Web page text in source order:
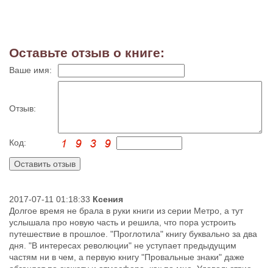
Оставьте отзыв о книге:
Ваше имя:
Отзыв:
Код:
2017-07-11 01:18:33 Ксения
Долгое время не брала в руки книги из серии Метро, а тут
услышала про новую часть и решила, что пора устроить
путешествие в прошлое. "Проглотила" книгу буквально за два
дня. "В интересах революции" не уступает предыдущим
частям ни в чем, а первую книгу "Провальные знаки" даже